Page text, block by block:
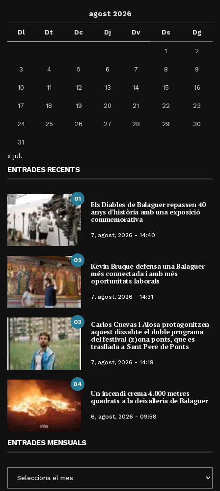
agost 2026
Dl Dt Dc Dj Dv Ds Dg
1 2
3 4 5 6 7 8 9
10 11 12 13 14 15 16
17 18 19 20 21 22 23
24 25 26 27 28 29 30
31
« jul.
ENTRADES RECENTS
01
Els Diables de Balaguer repassen 40
anys d’història amb una exposició
commemorativa
7, agost, 2026 - 14:40
02
Kevin Bruque defensa una Balaguer
més connectada i amb més
oportunitats laborals
7, agost, 2026 - 14:31
03 Carlos Cuevas i Alosa protagonitzen
aquest dissabte el doble programa
del festival (z)ona ponts, que es
trasllada a Sant Pere de Ponts
7, agost, 2026 - 14:19
04
Un incendi crema 4.000 metres
quadrats a la deixalleria de Balaguer
6, agost, 2026 - 09:58
ENTRADES MENSUALS
MENSUALS